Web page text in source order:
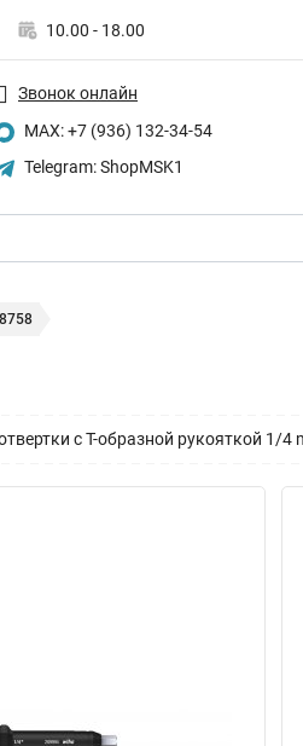
10.00 - 18.00
Звонок онлайн
MAX: +7 (936) 132-34-54
Telegram: ShopMSK1
с Т-образной рукояткой 1/4